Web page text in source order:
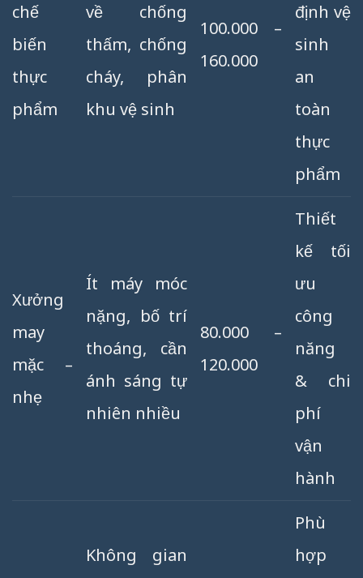
chế
biến
thực
phẩm
về chống
thấm, chống
cháy, phân
khu vệ sinh
100.000 –
160.000
định vệ
sinh
an
toàn
thực
phẩm
Xưởng
may
mặc –
nhẹ
Ít máy móc
nặng, bố trí
thoáng, cần
ánh sáng tự
nhiên nhiều
80.000 –
120.000
Thiết
kế tối
ưu
công
năng
& chi
phí
vận
hành
Không gian
Phù
hợp